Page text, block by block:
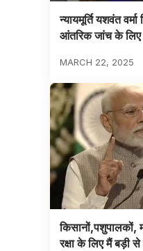
न्यायमूर्ति यशवंत
आंतरिक जांच के लिए
MARCH 22, 2025
किसानों,पशुपालकों,
रक्षा के लिए मैं बड़ी